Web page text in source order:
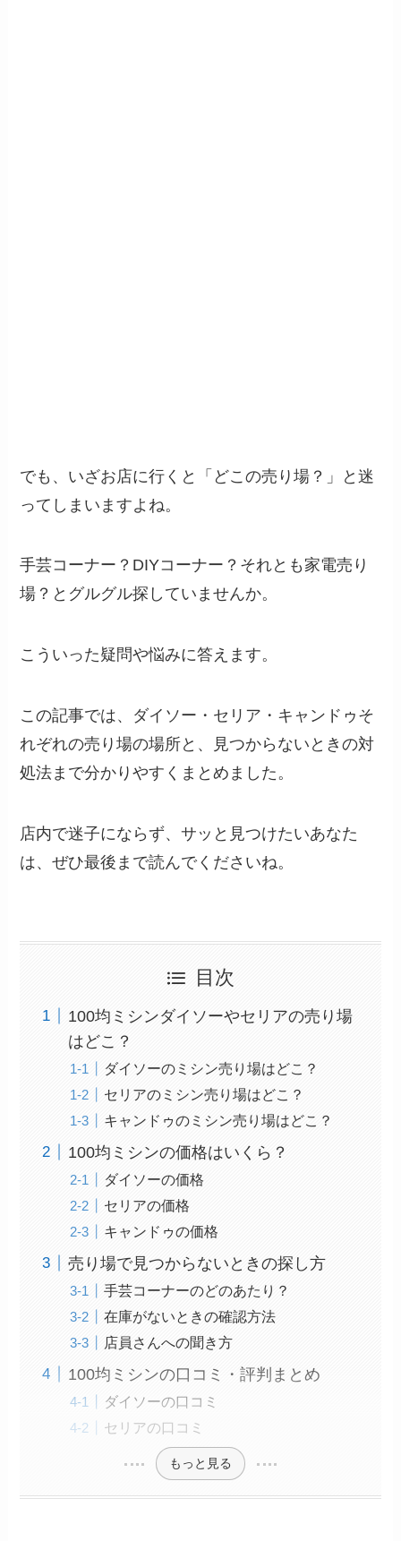
でも、いざお店に行くと「どこの売り場？」と迷
ってしまいますよね。
手芸コーナー？DIYコーナー？それとも家電売り
場？とグルグル探していませんか。
こういった疑問や悩みに答えます。
この記事では、ダイソー・セリア・キャンドゥそ
れぞれの売り場の場所と、見つからないときの対
処法まで分かりやすくまとめました。
店内で迷子にならず、サッと見つけたいあなた
は、ぜひ最後まで読んでくださいね。
目次
100均ミシンダイソーやセリアの売り場
はどこ？
ダイソーのミシン売り場はどこ？
セリアのミシン売り場はどこ？
キャンドゥのミシン売り場はどこ？
100均ミシンの価格はいくら？
ダイソーの価格
セリアの価格
キャンドゥの価格
売り場で見つからないときの探し方
手芸コーナーのどのあたり？
在庫がないときの確認方法
店員さんへの聞き方
100均ミシンの口コミ・評判まとめ
ダイソーの口コミ
セリアの口コミ
もっと見る